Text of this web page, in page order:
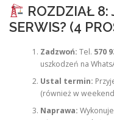
ROZDZIAŁ 8:
SERWIS? (4
Zadzwoń: Tel. 570
uszkodzeń na
Ustal termin:
(również w
Naprawa: